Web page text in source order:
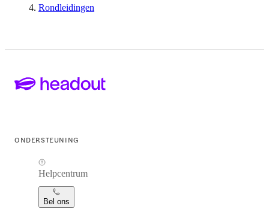
Rondleidingen
ONDERSTEUNING
Helpcentrum
Bel ons